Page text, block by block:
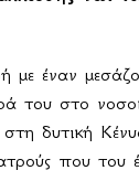
με έναν
του στο
δυτική
που του